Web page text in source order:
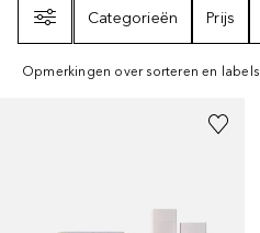
Categorieën
Prijs
Opmerkingen over sorteren en labels